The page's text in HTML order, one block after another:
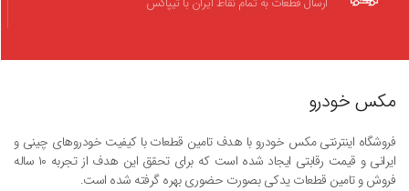
مکس خودرو
فروشگاه اینترنتی مکس خودرو با هدف تامین قطعات با کیفیت خودروهای چینی و
ایرانی و قیمت رقابتی ایجاد شده است که برای تحقق این هدف از تجربه ۱۰ ساله
فروش و تامین قطعات یدکی بصورت حضوری بهره گرفته شده است.